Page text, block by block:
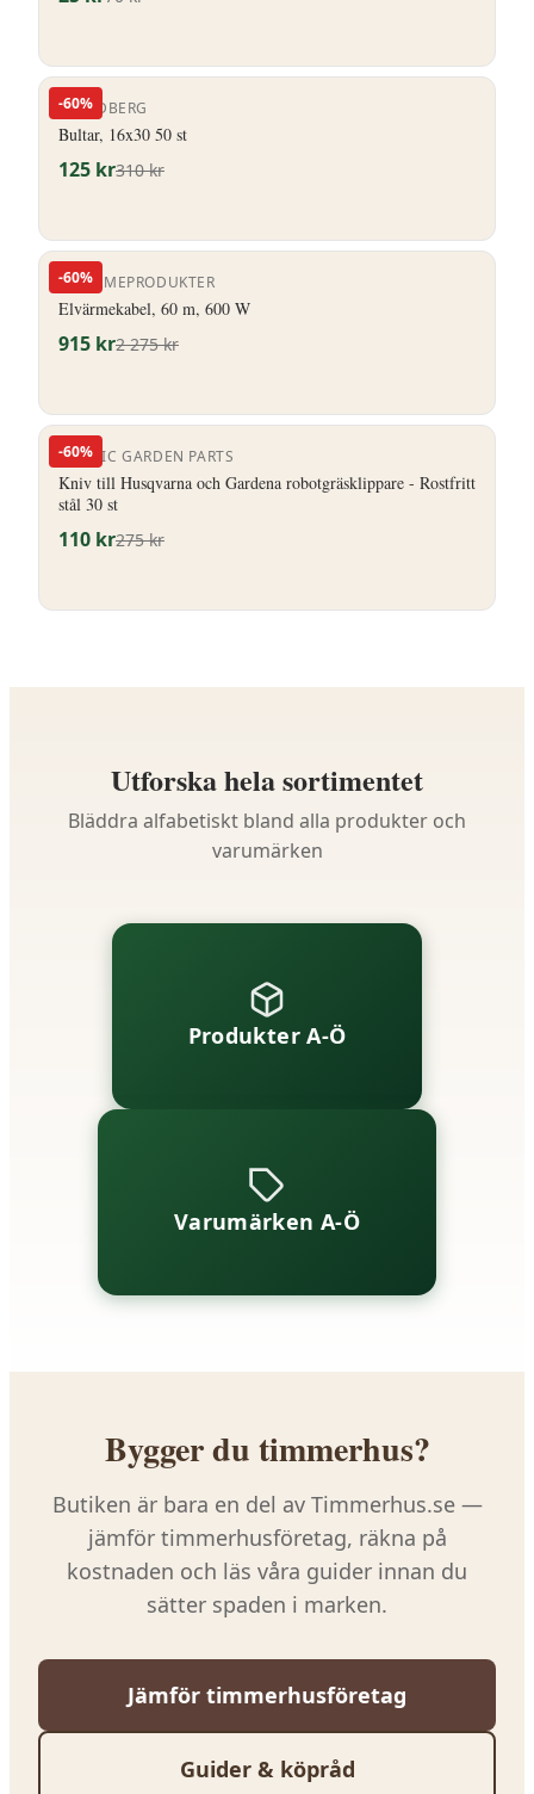
-60%
P LINDBERG
Bultar, 16x30 50 st
125 kr310kr
-60%
ELVÄRMEPRODUKTER
Elvärmekabel, 60 m, 600 W
915 kr2 275kr
-60%
NORDIC GARDEN PARTS
Kniv till Husqvarna och Gardena robotgräsklippare - Rostfritt
stål 30 st
110 kr275kr
Utforska hela sortimentet
Bläddra alfabetiskt bland alla produkter och
varumärken
Produkter A-Ö
Varumärken A-Ö
Bygger du timmerhus?
Butiken är bara en del av Timmerhus.se —
jämför timmerhusföretag, räkna på
kostnaden och läs våra guider innan du
sätter spaden i marken.
Jämför timmerhusföretag
Guider & köpråd